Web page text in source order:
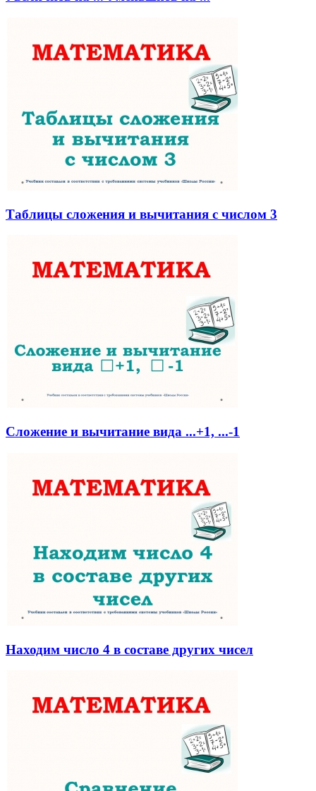
Таблицы сложения и вычитания с числом 3
Сложение и вычитание вида ...+1, ...-1
Находим число 4 в составе других чисел